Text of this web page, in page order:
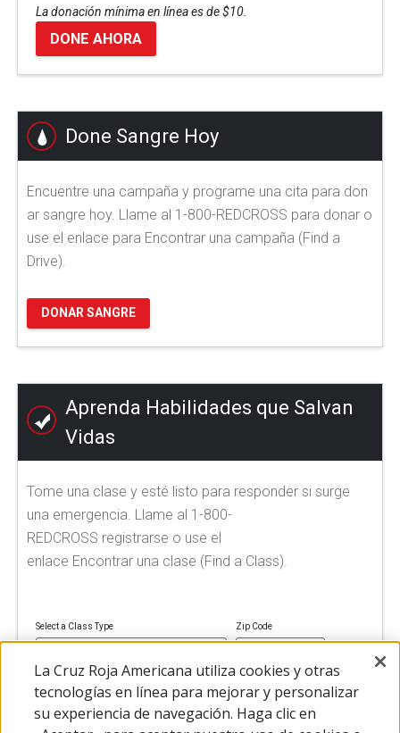
La donación mínima en línea es de $10.
DONE AHORA
Done Sangre Hoy
Encuentre una campaña y programe una cita para don
ar sangre hoy. Llame al 1-800-REDCROSS para donar o
use el enlace para Encontrar una campaña (Find a
Drive).
DONAR SANGRE
Aprenda Habilidades que Salvan
Vidas
Tome una clase y esté listo para responder si surge
una emergencia. Llame al 1-800-
REDCROSS registrarse o use el
enlace Encontrar una clase (Find a Class).
Select a Class Type Zip Code
FIND A CLASS
La Cruz Roja Americana utiliza cookies y otras
tecnologías en línea para mejorar y personalizar
su experiencia de navegación. Haga clic en